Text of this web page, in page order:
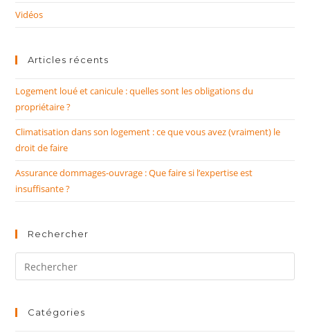
Vidéos
Articles récents
Logement loué et canicule : quelles sont les obligations du
propriétaire ?
Climatisation dans son logement : ce que vous avez (vraiment) le
droit de faire
Assurance dommages-ouvrage : Que faire si l’expertise est
insuffisante ?
Rechercher
Rechercher
sur
siteCatégories